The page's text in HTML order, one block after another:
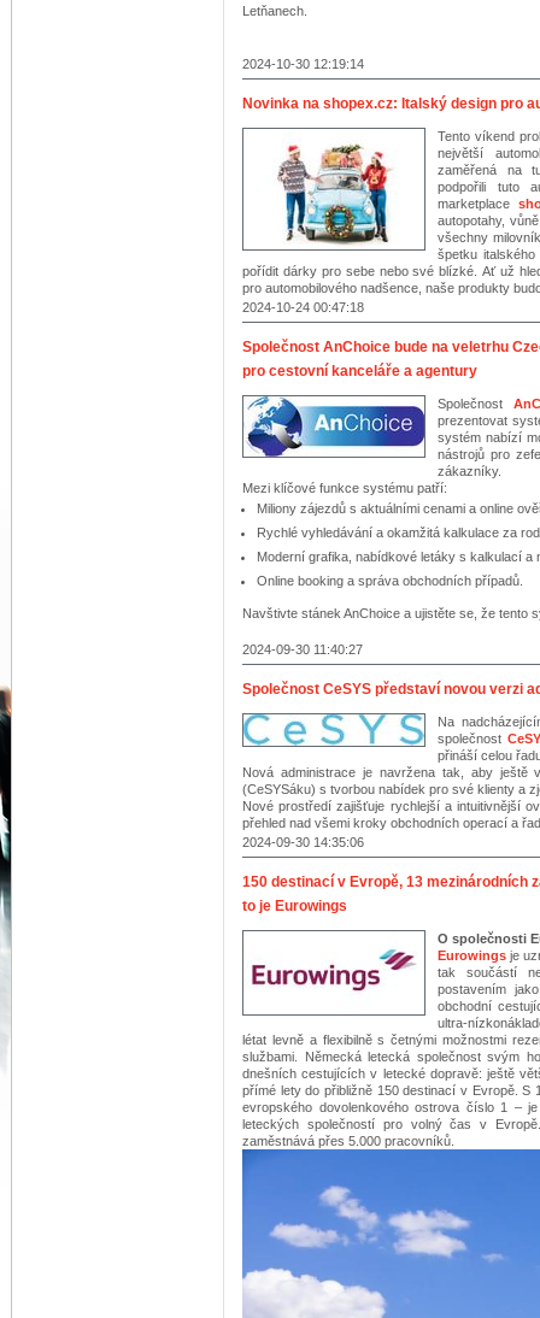
Letňanech.
2024-10-30 12:19:14
Novinka na shopex.cz: Italský design pro
Tento víkend
největší
zaměřená na
podpořili tuto
marketplace
autopotahy,
všechny
špetku
pořídit dárky pro sebe nebo své blízké. Ať už
pro automobilového nadšence, naše produkty
2024-10-24 00:47:18
Společnost AnChoice bude na veletrhu
pro cestovní kanceláře a agentury
Společnost
prezentovat
systém nabízí
nástrojů pro
zákazníky.
Mezi klíčové funkce systému patří:
Miliony zájezdů s aktuálními cenami a online
Rychlé vyhledávání a okamžitá kalkulace za
Moderní grafika, nabídkové letáky s kalkulací a
Online booking a správa obchodních případů.
Navštivte stánek AnChoice a ujistěte se, že tento
2024-09-30 11:40:27
Společnost CeSYS představí novou verzi
Na
společnost
přináší celou
Nová administrace je navržena tak, aby ještě
(CeSYSáku) s tvorbou nabídek pro své klienty a
Nové prostředí zajišťuje rychlejší a intuitivnější
přehled nad všemi kroky obchodních operací a
2024-09-30 14:35:06
150 destinací v Evropě, 13 mezinárodních
to je Eurowings
O společnosti
Eurowingsje
tak součástí
postavením
obchodní
ultra-
létat levně a flexibilně s četnými možnostmi
službami. Německá letecká společnost svým
dnešních cestujících v letecké dopravě: ještě
přímé lety do přibližně 150 destinací v Evropě. S
evropského dovolenkového ostrova číslo 1 –
leteckých společností pro volný čas v
zaměstnává přes 5.000 pracovníků.